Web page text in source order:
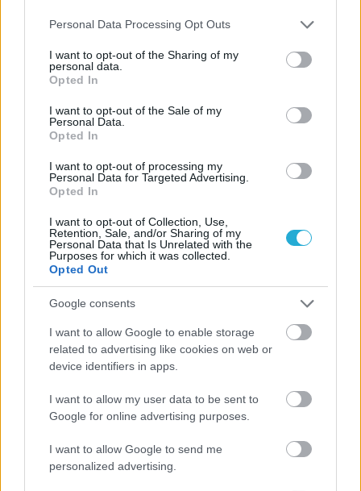
Please note that this website/app uses one or more Google
not limited to your visit or usage behaviour. You may click to
grant or deny consent to Google and its third-party tags to
use your data for below specified purposes in below Google
consent section.
Personal Data Processing Opt Outs
I want to opt-out of the Sharing of my
personal data.
Opted In
I want to opt-out of the Sale of my
Personal Data.
Opted In
I want to opt-out of processing my
Personal Data for Targeted Advertising.
Opted In
I want to opt-out of Collection, Use,
Retention, Sale, and/or Sharing of my
Personal Data that Is Unrelated with the
Purposes for which it was collected.
Opted Out
Google consents
I want to allow Google to enable storage
related to advertising like cookies on web or
device identifiers in apps.
I want to allow my user data to be sent to
Google for online advertising purposes.
I want to allow Google to send me
personalized advertising.